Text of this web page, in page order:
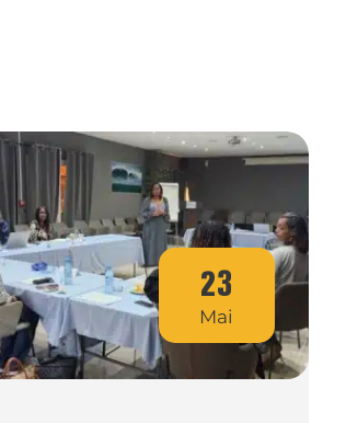
23
Mai